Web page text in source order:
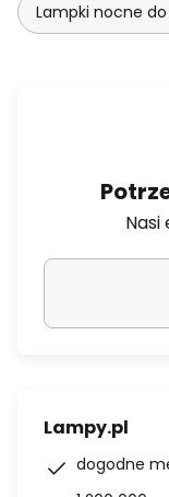
Lampki nocne
Nasi
Lampy.pl
dogodne